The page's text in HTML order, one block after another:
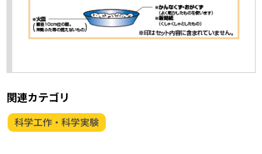
関連カテゴリ
科学工作・科学実験